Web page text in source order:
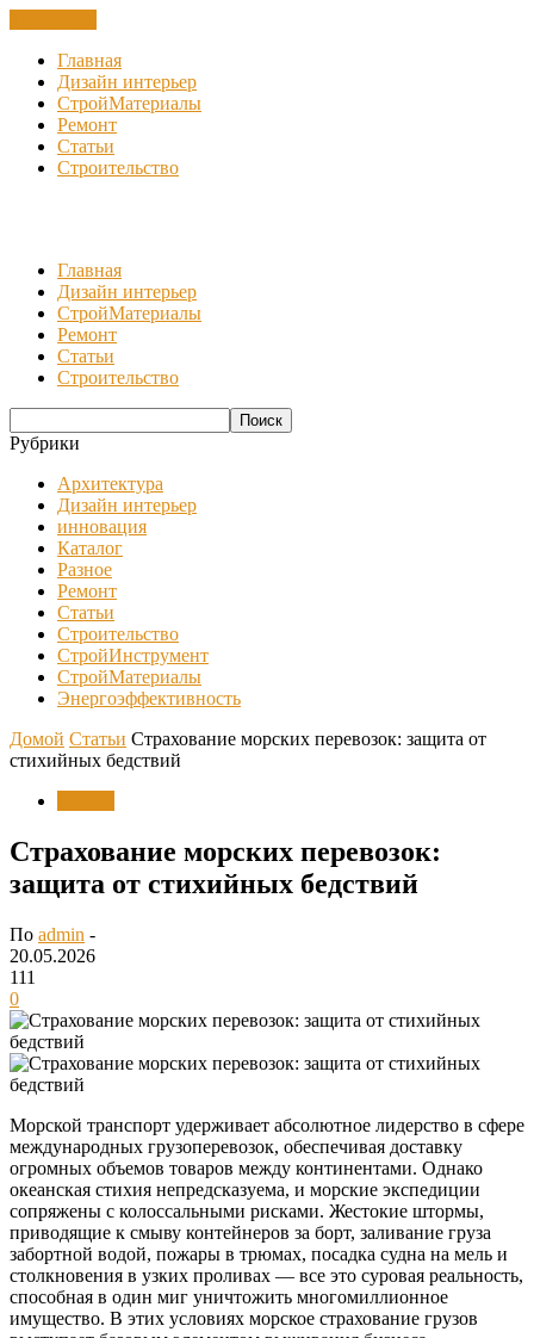
Главная
Дизайн интерьер
СтройМатериалы
Ремонт
Статьи
Строительство
Главная
Дизайн интерьер
СтройМатериалы
Ремонт
Статьи
Строительство
Рубрики
Архитектура
Дизайн интерьер
инновация
Каталог
Разное
Ремонт
Статьи
Строительство
СтройИнструмент
СтройМатериалы
Энергоэффективность
Домой Статьи Страхование морских перевозок: защита от
стихийных бедствий
Страхование морских перевозок:
защита от стихийных бедствий
По admin -
20.05.2026
111
0
Морской транспорт удерживает абсолютное лидерство в сфере
международных грузоперевозок, обеспечивая доставку
огромных объемов товаров между континентами. Однако
океанская стихия непредсказуема, и морские экспедиции
сопряжены с колоссальными рисками. Жестокие штормы,
приводящие к смыву контейнеров за борт, заливание груза
забортной водой, пожары в трюмах, посадка судна на мель и
столкновения в узких проливах — все это суровая реальность,
способная в один миг уничтожить многомиллионное
имущество. В этих условиях морское страхование грузов